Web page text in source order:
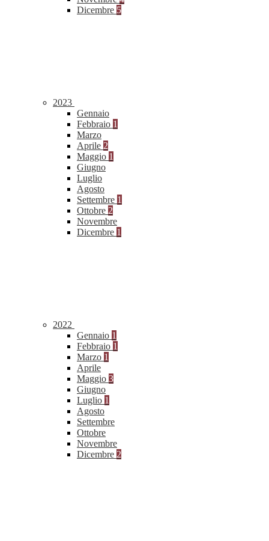
Dicembre 5
2023
Gennaio
Febbraio 1
Marzo
Aprile 2
Maggio 1
Giugno
Luglio
Agosto
Settembre 1
Ottobre 2
Novembre
Dicembre 1
2022
Gennaio 1
Febbraio 1
Marzo 1
Aprile
Maggio 3
Giugno
Luglio 1
Agosto
Settembre
Ottobre
Novembre
Dicembre 2